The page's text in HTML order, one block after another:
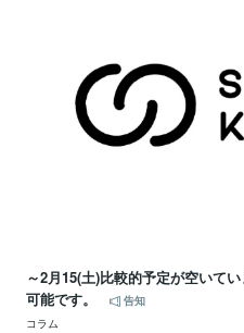
～2月15(土)比較的予定が空いて
可能です。
告知
コラム